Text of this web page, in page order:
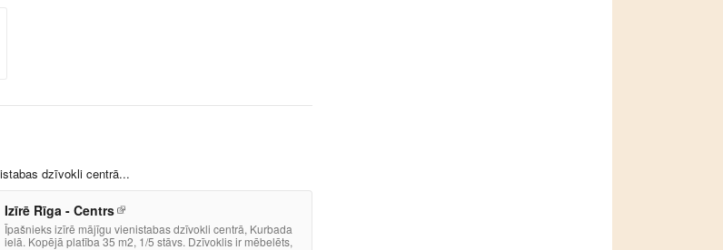
dzīvokli centrā...
Izīrē Rīga - Centrs
Īpašnieks izīrē mājīgu vienistabas dzīvokli centrā, Kurbada
ielā. Kopējā platība 35 m2, 1/5 stāvs. Dzīvoklis ir mēbelēts,